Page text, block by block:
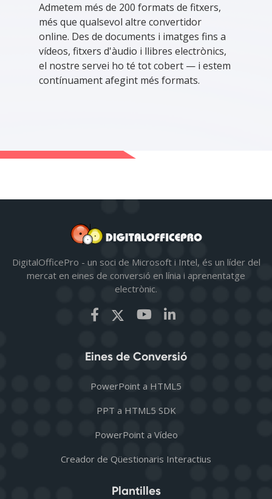
Admetem més de 200 formats de fitxers,
més que qualsevol altre convertidor
online. Des de documents i imatges fins a
vídeos, fitxers d'àudio i llibres electrònics,
el nostre servei ho té tot cobert — i estem
contínuament afegint més formats.
DigitalOfficePro - un soci de Microsoft i Intel, és un líder del
mercat en eines de conversió en línia i aprenentatge
electrònic.
Eines de Conversió
PowerPoint a HTML5
PPT a HTML5 SDK
PowerPoint a Vídeo
Creador de Qüestionaris Interactius
Plantilles